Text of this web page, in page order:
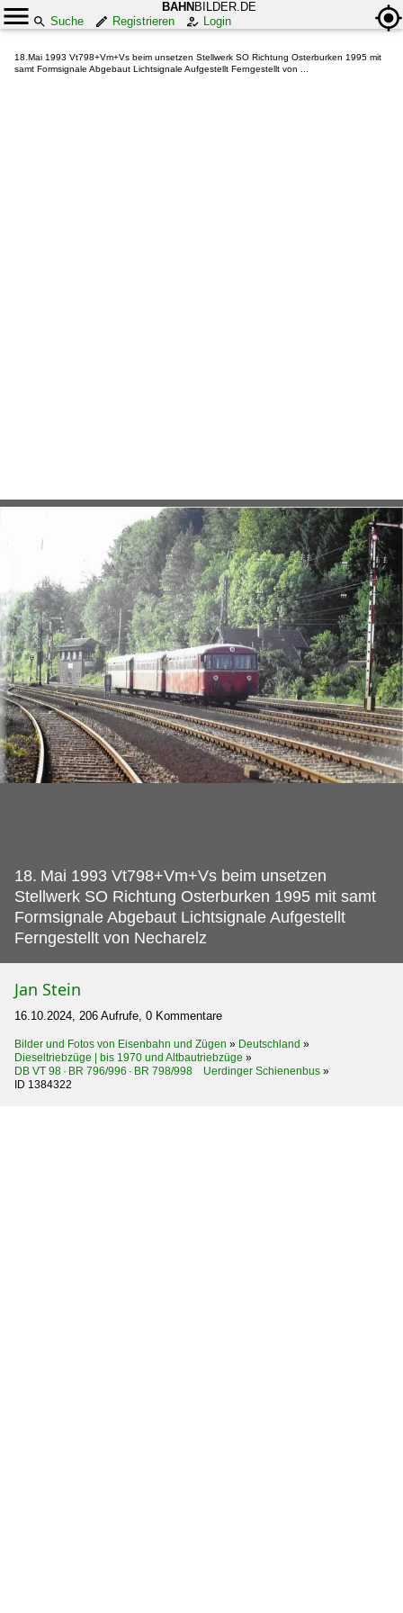
BAHN BILDER.DE
Suche
Registrieren Login
18.Mai 1993 Vt798+Vm+Vs beim unsetzen Stellwerk SO Richtung Osterburken 1995 mit
samt Formsignale Abgebaut Lichtsignale Aufgestellt Ferngestellt von ...
18. Mai 1993 Vt798+Vm+Vs beim unsetzen
Stellwerk SO Richtung Osterburken 1995 mit samt
Formsignale Abgebaut Lichtsignale Aufgestellt
Ferngestellt von Necharelz
Jan Stein
16.10.2024, 206 Aufrufe, 0 Kommentare
Bilder und Fotos von Eisenbahn und Zügen » Deutschland »
Dieseltriebzüge | bis 1970 und Altbautriebzüge »
DB VT 98 · BR 796/996 · BR 798/998 Uerdinger Schienenbus »
ID 1384322